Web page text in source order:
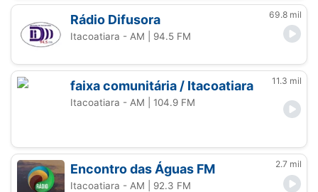
Rádio Difusora 69.8 mil
Itacoatiara - AM | 94.5 FM
faixa comunitária / Itacoatiara 11.3 mil
Itacoatiara - AM | 104.9 FM
Encontro das Águas FM 2.7 mil
Itacoatiara - AM | 92.3 FM